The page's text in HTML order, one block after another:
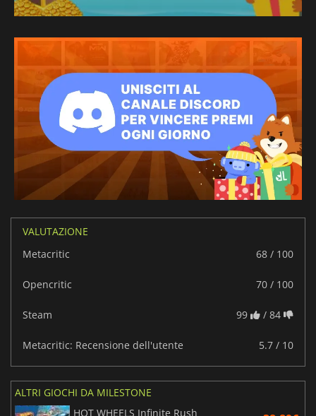
VALUTAZIONE
Metacritic
68 / 100
Opencritic 70 / 100
Steam 99 / 84
Metacritic: Recensione dell'utente 5.7 / 10
ALTRI GIOCHI DA MILESTONE
HOT WHEELS Infinite Rush